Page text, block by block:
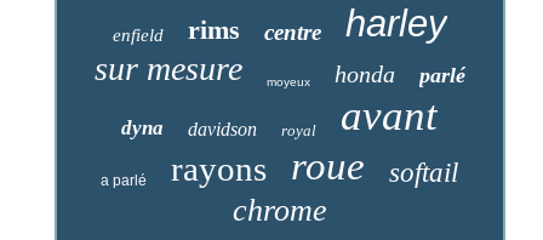
enfield rims centre harley
sur mesure moyeux honda parlé
dyna davidson royal avant
a parlé rayons roue softail
chrome